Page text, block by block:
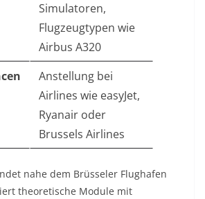
Simulatoren,
Flugzeugtypen wie
Airbus A320
Anstellung bei
Airlines wie easyJet,
Ryanair oder
Brussels Airlines
nahe dem Brüsseler Flughafen
theoretische Module mit